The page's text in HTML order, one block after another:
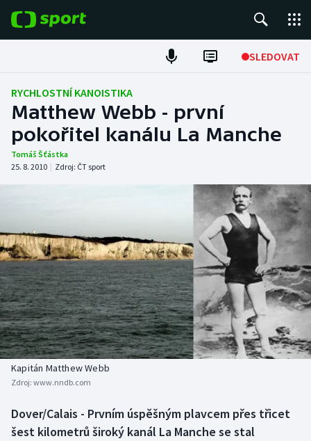
SLEDOVAT
Fotbal
Hokej
Tenis
DALŠÍ SPORTY
Americký fotbal
Baseball a softbal
Basketbal
Biatlon
Boby a skeleton
NEPŘEHLÉDNĚTE
Soutěže
Historické návraty
Aplikace ČT sport
AZ kvíz
RYCHLOSTNÍ KANOISTIKA
Matthew Webb - první
pokořitel kanálu La Manche
Tomáš Šťástka
25. 8. 2010 | Zdroj: ČT sport
Kapitán Matthew Webb
Zdroj: www.nndb.com
Dover/Calais - Prvním úspěšným plavcem přes třicet
šest kilometrů široký kanál La Manche se stal